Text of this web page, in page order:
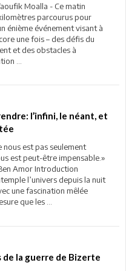
Moalla - Ce matin
parcourus pour
énième événement visant à
une fois – des défis du
et des obstacles à
...
l’infini, le néant, et
nous est pas seulement
est peut-être impensable.»
Amor Introduction
l’univers depuis la nuit
une fascination mêlée
que les ...
de la guerre de Bizerte